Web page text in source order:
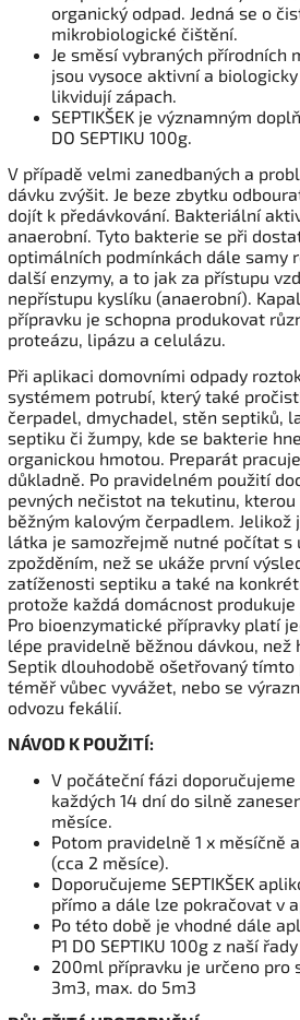
organický odpad. Jedná se o
mikrobiologické čištění.
Je směsí vybraných přírodních
jsou vysoce aktivní a
likvidují zápach.
SEPTIKŠEK je významným
DO SEPTIKU 100g.
V případě velmi zanedbaných a
dávku zvýšit. Je beze zbytku
dojít k předávkování. Bakteriální
anaerobní. Tyto bakterie se při
optimálních podmínkách dále samy
další enzymy, a to jak za přístupu
nepřístupu kyslíku (anaerobní).
přípravku je schopna produkovat
proteázu, lipázu a celulázu.
Při aplikaci domovními odpady
systémem potrubí, který také
čerpadel, dmychadel, stěn septiků,
septiku či žumpy, kde se bakterie
organickou hmotou. Preparát
důkladně. Po pravidelném použití
pevných nečistot na tekutinu,
běžným kalovým čerpadlem.
látka je samozřejmě nutné počítat s
zpožděním, než se ukáže první
zatíženosti septiku a také na
protože každá domácnost
Pro bioenzymatické přípravky platí
lépe pravidelně běžnou dávkou, než
Septik dlouhodobě ošetřovaný
téměř vůbec vyvážet, nebo se
odvozu fekálií.
NÁVOD K POUŽITÍ:
V počáteční fázi
každých 14 dní do silně
měsíce.
Potom pravidelně 1 x měsíčně
(cca 2 měsíce).
Doporučujeme SEPTIKŠEK
přímo a dále lze pokračovat v
Po této době je vhodné dále
P1 DO SEPTIKU 100g z naší
200ml přípravku je určeno pro
3m3, max. do 5m3